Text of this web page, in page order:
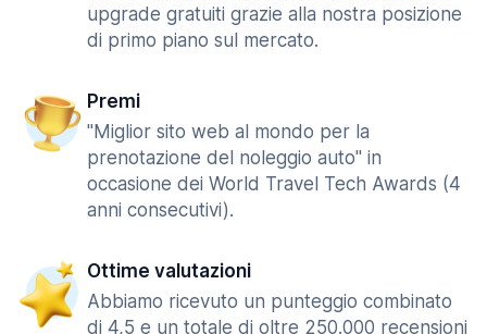
upgrade gratuiti grazie alla nostra posizione
di primo piano sul mercato.
Premi
"Miglior sito web al mondo per la
prenotazione del noleggio auto" in
occasione dei World Travel Tech Awards (4
anni consecutivi).
Ottime valutazioni
Abbiamo ricevuto un punteggio combinato
di 4,5 e un totale di oltre 250.000 recensioni